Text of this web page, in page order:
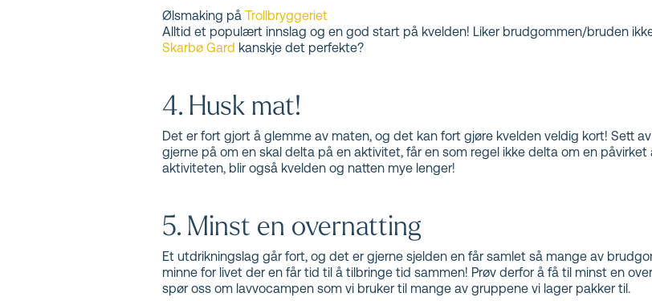
Ølsmaking på Trollbryggeriet
Alltid et populært innslag og en god start på kvelden! Liker brudgommen/bruden
Skarbø Gard kanskje det perfekte?
4. Husk mat!
Det er fort gjort å glemme av maten, og det kan fort gjøre kvelden veldig kort! Sett
gjerne på om en skal delta på en aktivitet, får en som regel ikke delta om en påvirket
aktiviteten, blir også kvelden og natten mye lenger!
5. Minst en overnatting
Et utdrikningslag går fort, og det er gjerne sjelden en får samlet så mange av
minne for livet der en får tid til å tilbringe tid sammen! Prøv derfor å få til minst en
spør oss om lavvocampen som vi bruker til mange av gruppene vi lager pakker til.